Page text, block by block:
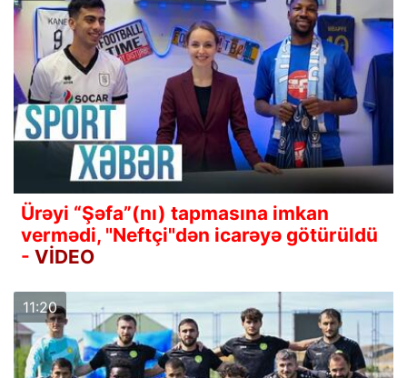
Ürəyi “Şəfa”(nı) tapmasına imkan
vermədi, "Neftçi"dən icarəyə götürüldü
- VİDEO
11:20